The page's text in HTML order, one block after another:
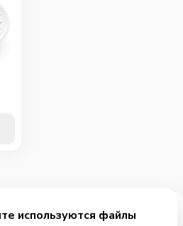
за 705₽
используются файлы